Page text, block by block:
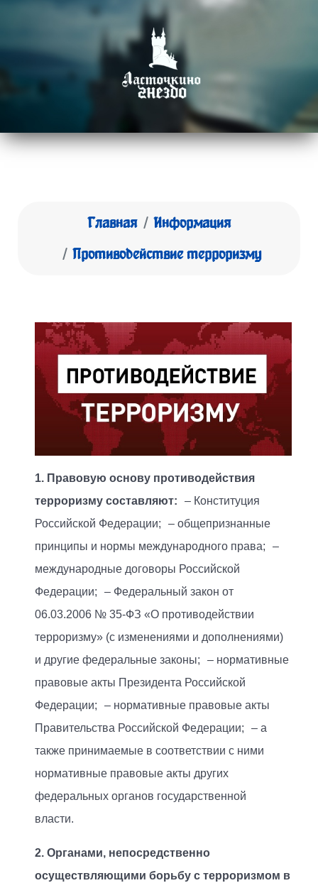
Главная
Информация
Противодействие терроризму
1. Правовую основу противодействия
терроризму составляют: – Конституция
Российской Федерации; – общепризнанные
принципы и нормы международного права; –
международные договоры Российской
Федерации; – Федеральный закон от
06.03.2006 № 35-ФЗ «О противодействии
терроризму» (с изменениями и дополнениями)
и другие федеральные законы; – нормативные
правовые акты Президента Российской
Федерации; – нормативные правовые акты
Правительства Российской Федерации; – а
также принимаемые в соответствии с ними
нормативные правовые акты других
федеральных органов государственной
власти.
2. Органами, непосредственно
осуществляющими борьбу с терроризмом в